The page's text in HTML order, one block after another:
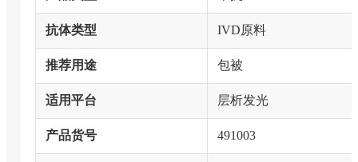
抗体类型 IVD原料
推荐用途 包被
适用平台 层析发光
产品货号 491003